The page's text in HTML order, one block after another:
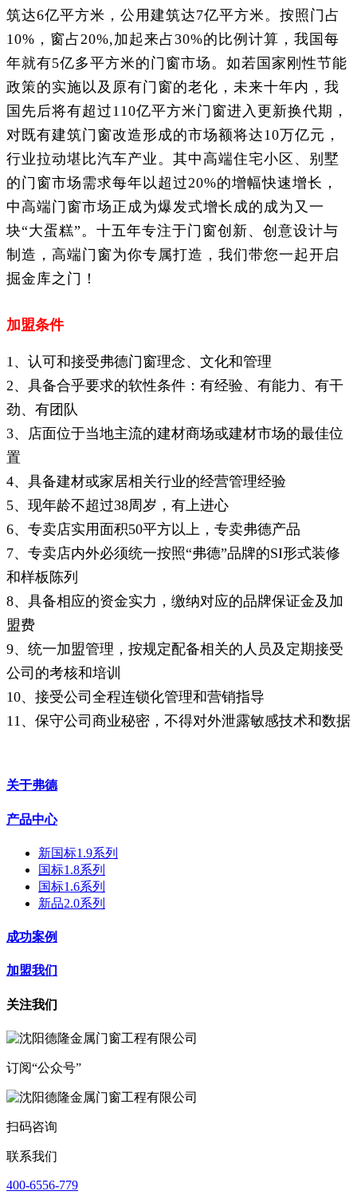
筑达6亿平方米，公用建筑达7亿平方米。按照门占
10%，窗占20%,加起来占30%的比例计算，我国每
年就有5亿多平方米的门窗市场。如若国家刚性节能
政策的实施以及原有门窗的老化，未来十年内，我
国先后将有超过110亿平方米门窗进入更新换代期，
对既有建筑门窗改造形成的市场额将达10万亿元，
行业拉动堪比汽车产业。其中高端住宅小区、别墅
的门窗市场需求每年以超过20%的增幅快速增长，
中高端门窗市场正成为爆发式增长成的成为又一
块“大蛋糕”。十五年专注于门窗创新、创意设计与
制造，高端门窗为你专属打造，我们带您一起开启
掘金库之门！
加盟条件
1、认可和接受弗德门窗理念、文化和管理
2、具备合乎要求的软性条件：有经验、有能力、有干
劲、有团队
3、店面位于当地主流的建材商场或建材市场的最佳位
置
4、具备建材或家居相关行业的经营管理经验
5、现年龄不超过38周岁，有上进心
6、专卖店实用面积50平方以上，专卖弗德产品
7、专卖店内外必须统一按照“弗德”品牌的SI形式装修
和样板陈列
8、具备相应的资金实力，缴纳对应的品牌保证金及加
盟费
9、统一加盟管理，按规定配备相关的人员及定期接受
公司的考核和培训
10、接受公司全程连锁化管理和营销指导
11、保守公司商业秘密，不得对外泄露敏感技术和数据
关于弗德
产品中心
新国标1.9系列
国标1.8系列
国标1.6系列
新品2.0系列
成功案例
加盟我们
关注我们
订阅“公众号”
扫码咨询
联系我们
400-6556-779